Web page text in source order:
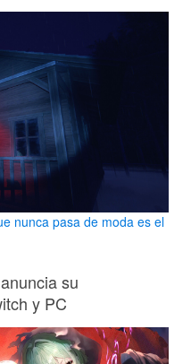
nunca pasa de moda es el
su
y PC